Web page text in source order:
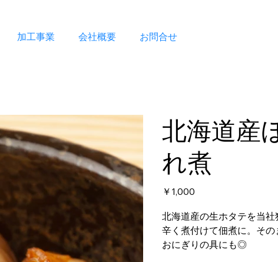
加工事業 会社概要 お問合せ
北海道産
れ煮
価
格
￥1,000
北海道産の生ホタテを当
辛く煮付けて佃煮に。そ
おにぎりの具にも◎